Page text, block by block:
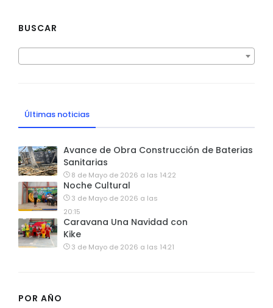
BUSCAR
Últimas noticias
Avance de Obra Construcción de Baterias
Sanitarias
8 de Mayo de 2026 a las 14:22
Noche Cultural
3 de Mayo de 2026 a las
20:15
Caravana Una Navidad con
Kike
3 de Mayo de 2026 a las 14:21
POR AÑO